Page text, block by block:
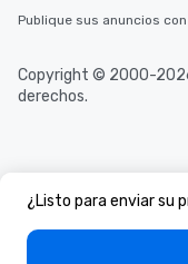
¿Listo para enviar su
Publique sus anuncios
Copyright © 2000-
derechos.